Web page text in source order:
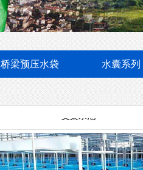
桥梁预压水袋 水囊系列
支架水池